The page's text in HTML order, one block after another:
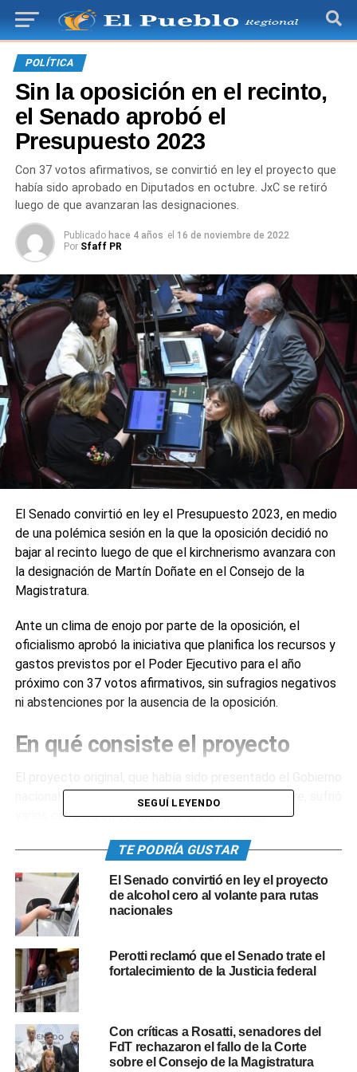
POLÍTICA
Sin la oposición en el recinto,
el Senado aprobó el
Presupuesto 2023
Con 37 votos afirmativos, se convirtió en ley el proyecto que
había sido aprobado en Diputados en octubre. JxC se retiró
luego de que avanzaran las designaciones.
Publicado hace 4 años el 16 de noviembre de 2022
Por Sfaff PR
El Senado convirtió en ley el Presupuesto 2023, en medio
de una polémica sesión en la que la oposición decidió no
bajar al recinto luego de que el kirchnerismo avanzara con
la designación de Martín Doñate en el Consejo de la
Magistratura.
Ante un clima de enojo por parte de la oposición, el
oficialismo aprobó la iniciativa que planifica los recursos y
gastos previstos por el Poder Ejecutivo para el año
próximo con 37 votos afirmativos, sin sufragios negativos
ni abstenciones por la ausencia de la oposición.
En qué consiste el proyecto
nacional a mediados del pasado mes de septiembre, sufrió
varios cambios en su paso por la Cámara baja.
En líneas generales, el proyecto de Presupuesto
presentado por el Poder Ejecutivo contempla un gasto
total de casi 29 billones de pesos, un crecimiento de la
economía del 2%, una inflación proyectada del 60%, un
tipo de cambio de 218,90 pesos por dólar y una reducción
del déficit fiscal del 2,5 al 1,9%.
Además, estima un aumento de la inversión del 2,9%, un
crecimiento de las exportaciones del 7,1% y una
23,95% de este 2022 al 23,77% en 2023.
SEGUÍ LEYENDO
TE PODRÍA GUSTAR
El Senado convirtió en ley el proyecto
de alcohol cero al volante para rutas
nacionales
Perotti reclamó que el Senado trate el
fortalecimiento de la Justicia federal
Con críticas a Rosatti, senadores del
FdT rechazaron el fallo de la Corte
sobre el Consejo de la Magistratura